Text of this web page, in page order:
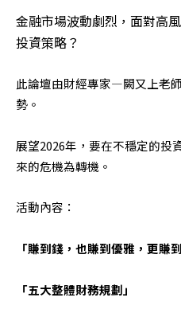
金融市場波動劇烈，面對高
投資策略？
此論壇由財經專家—闕又上老
勢。
展望2026年，要在不穩定的投
來的危機為轉機。
活動內容：
「賺到錢，也賺到優雅，更賺到
「五大整體財務規劃」